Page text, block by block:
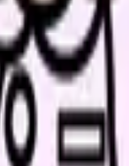
です。相談したのに状況が変わ